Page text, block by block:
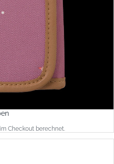
Checkout berechnet.